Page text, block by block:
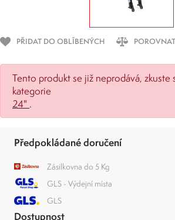
PŘIDAT DO OBLÍBENÝCH POROVNAT
Tento produkt se již neprodává, zkuste
kategorie
24" .
Předpokládané doručení
Zásilkovna do 5 Kg
GLS - Výdejní místa
GLS
Dostupnost